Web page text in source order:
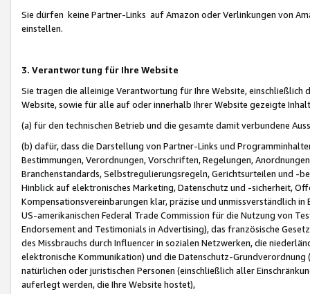
Sie dürfen keine Partner-Links auf Amazon oder Verlinkungen von
einstellen.
3. Verantwortung für Ihre Website
Sie tragen die alleinige Verantwortung für Ihre Website,
Website, sowie für alle auf oder innerhalb Ihrer Website gezeigte
(a) für den technischen Betrieb und die gesamte damit verbundene
(b) dafür, dass die Darstellung von Partner-Links und
Bestimmungen, Verordnungen, Vorschriften, Regelungen,
Branchenstandards, Selbstregulierungsregeln, Gerichtsurteilen und -
Hinblick auf elektronisches Marketing, Datenschutz und -sicherheit,
Kompensationsvereinbarungen klar, präzise und unmissverständlich
US-amerikanischen Federal Trade Commission für die Nutzung von
Endorsement and Testimonials in Advertising), das französische
des Missbrauchs durch Influencer in sozialen Netzwerken, die
elektronische Kommunikation) und die Datenschutz-
natürlichen oder juristischen Personen (einschließlich aller
auferlegt werden, die Ihre Website hostet),